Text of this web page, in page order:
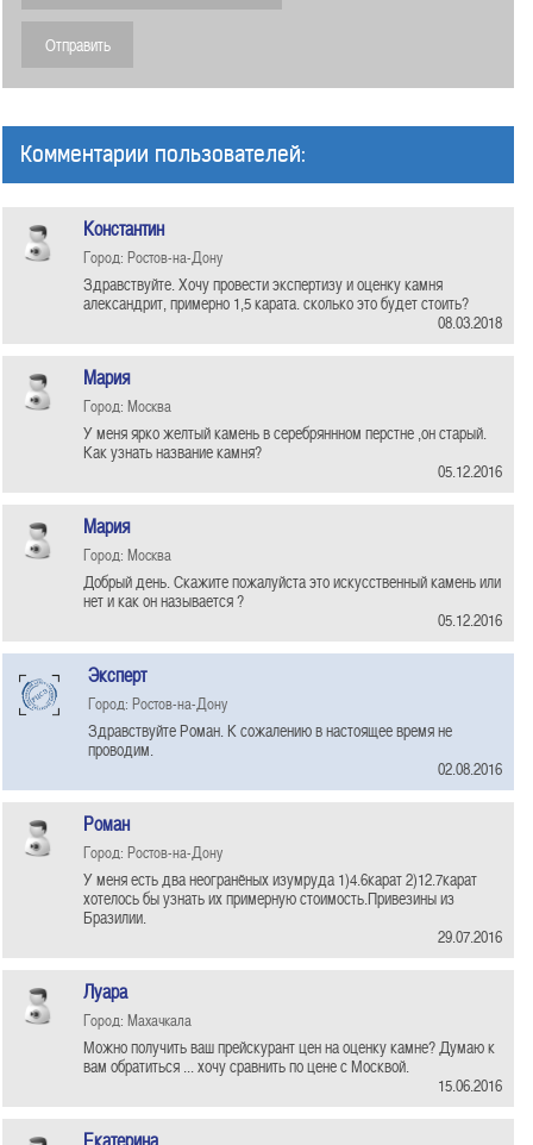
Комментарии пользователей:
Константин
Город: Ростов-на-Дону
Здравствуйте. Хочу провести экспертизу и оценку камня
александрит, примерно 1,5 карата. сколько это будет стоить?
08.03.2018
Мария
Город: Москва
У меня ярко желтый камень в серебряннном перстне ,он старый.
Как узнать название камня?
05.12.2016
Мария
Город: Москва
Добрый день. Скажите пожалуйста это искусственный камень или
нет и как он называется ?
05.12.2016
Эксперт
Город: Ростов-на-Дону
Здравствуйте Роман. К сожалению в настоящее время не
проводим.
02.08.2016
Роман
Город: Ростов-на-Дону
У меня есть два неогранёных изумруда 1)4.6карат 2)12.7карат
хотелось бы узнать их примерную стоимость.Привезины из
Бразилии.
29.07.2016
Луара
Город: Махачкала
Можно получить ваш прейскурант цен на оценку камне? Думаю к
вам обратиться ... хочу сравнить по цене с Москвой.
15.06.2016